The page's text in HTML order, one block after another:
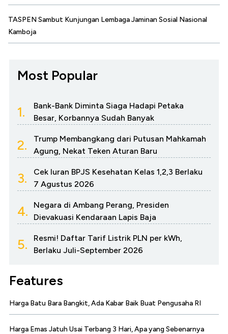
TASPEN Sambut Kunjungan Lembaga Jaminan Sosial Nasional
Kamboja
Most Popular
1.
Bank-Bank Diminta Siaga Hadapi Petaka
Besar, Korbannya Sudah Banyak
2.
Trump Membangkang dari Putusan Mahkamah
Agung, Nekat Teken Aturan Baru
3.
Cek Iuran BPJS Kesehatan Kelas 1,2,3 Berlaku
7 Agustus 2026
4.
Negara di Ambang Perang, Presiden
Dievakuasi Kendaraan Lapis Baja
5.
Resmi! Daftar Tarif Listrik PLN per kWh,
Berlaku Juli-September 2026
Features
Harga Batu Bara Bangkit, Ada Kabar Baik Buat Pengusaha RI
Harga Emas Jatuh Usai Terbang 3 Hari, Apa yang Sebenarnya